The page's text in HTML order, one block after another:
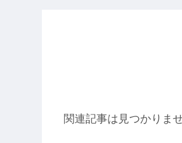
関連記事は見つかりま